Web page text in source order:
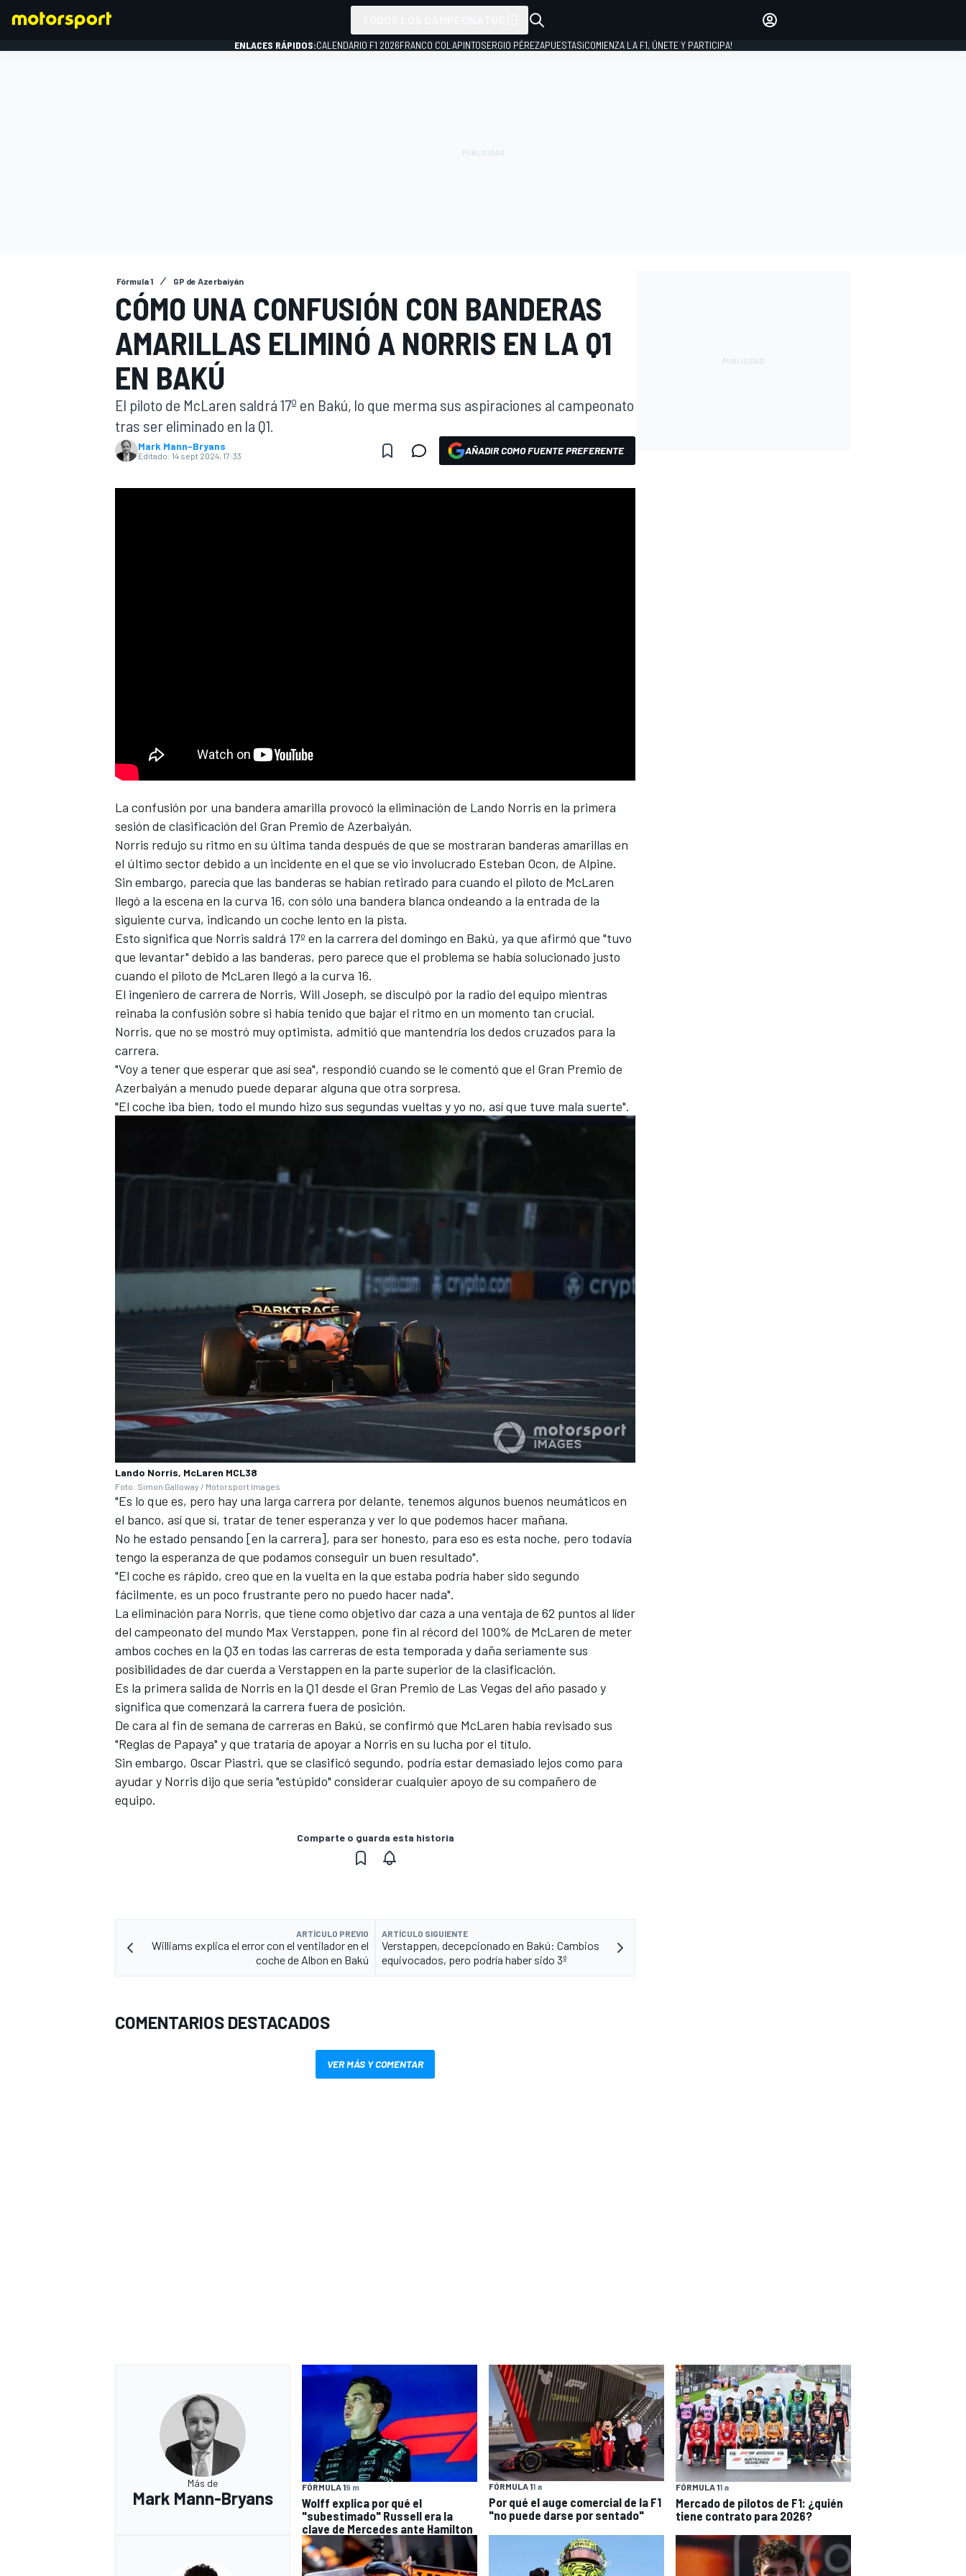
INDYCAR
NASCAR CUP
INICIAR SESIÓN
ENLACES RÁPIDOS:CALENDARIO F1 2026FRANCO COLAPINTOSERGIO PÉREZAPUESTAS¡COMIENZA LA F1, ÚNETE Y PARTICIPA!
Fórmula 1 GP de Azerbaiyán
CÓMO UNA CONFUSIÓN CON BANDERAS
AMARILLAS ELIMINÓ A NORRIS EN LA Q1
EN BAKÚ
El piloto de McLaren saldrá 17º en Bakú, lo que merma sus aspiraciones al campeonato
tras ser eliminado en la Q1.
Mark Mann-Bryans
Editado: 14 sept 2024, 17:33 AÑADIR COMO FUENTE PREFERENTE
La confusión por una bandera amarilla provocó la eliminación de Lando Norris en la primera
sesión de clasificación del Gran Premio de Azerbaiyán.
Norris redujo su ritmo en su última tanda después de que se mostraran banderas amarillas en
el último sector debido a un incidente en el que se vio involucrado Esteban Ocon, de Alpine.
Sin embargo, parecía que las banderas se habían retirado para cuando el piloto de McLaren
llegó a la escena en la curva 16, con sólo una bandera blanca ondeando a la entrada de la
siguiente curva, indicando un coche lento en la pista.
Esto significa que Norris saldrá 17º en la carrera del domingo en Bakú, ya que afirmó que "tuvo
que levantar" debido a las banderas, pero parece que el problema se había solucionado justo
cuando el piloto de McLaren llegó a la curva 16.
El ingeniero de carrera de Norris, Will Joseph, se disculpó por la radio del equipo mientras
reinaba la confusión sobre si había tenido que bajar el ritmo en un momento tan crucial.
Norris, que no se mostró muy optimista, admitió que mantendría los dedos cruzados para la
carrera.
"Voy a tener que esperar que así sea", respondió cuando se le comentó que el Gran Premio de
Azerbaiyán a menudo puede deparar alguna que otra sorpresa.
"El coche iba bien, todo el mundo hizo sus segundas vueltas y yo no, así que tuve mala suerte".
Lando Norris, McLaren MCL38
Foto: Simon Galloway / Motorsport Images
"Es lo que es, pero hay una larga carrera por delante, tenemos algunos buenos neumáticos en
el banco, así que sí, tratar de tener esperanza y ver lo que podemos hacer mañana.
No he estado pensando [en la carrera], para ser honesto, para eso es esta noche, pero todavía
tengo la esperanza de que podamos conseguir un buen resultado".
"El coche es rápido, creo que en la vuelta en la que estaba podría haber sido segundo
fácilmente, es un poco frustrante pero no puedo hacer nada".
La eliminación para Norris, que tiene como objetivo dar caza a una ventaja de 62 puntos al líder
del campeonato del mundo Max Verstappen, pone fin al récord del 100% de McLaren de meter
ambos coches en la Q3 en todas las carreras de esta temporada y daña seriamente sus
posibilidades de dar cuerda a Verstappen en la parte superior de la clasificación.
Es la primera salida de Norris en la Q1 desde el Gran Premio de Las Vegas del año pasado y
significa que comenzará la carrera fuera de posición.
De cara al fin de semana de carreras en Bakú, se confirmó que McLaren había revisado sus
"Reglas de Papaya" y que trataría de apoyar a Norris en su lucha por el título.
Sin embargo, Oscar Piastri, que se clasificó segundo, podría estar demasiado lejos como para
ayudar y Norris dijo que sería "estúpido" considerar cualquier apoyo de su compañero de
equipo.
Comparte o guarda esta historia
ARTÍCULO PREVIO
Williams explica el error con el ventilador en el
coche de Albon en Bakú
ARTÍCULO SIGUIENTE
Verstappen, decepcionado en Bakú: Cambios
equivocados, pero podría haber sido 3º
COMENTARIOS DESTACADOS
VER MÁS Y COMENTAR
Más de
Mark Mann-Bryans
FÓRMULA 19 m
Wolff explica por qué el
"subestimado" Russell era la
clave de Mercedes ante Hamilton
FÓRMULA 11 a
Por qué el auge comercial de la F1
"no puede darse por sentado"
FÓRMULA 11 a
Mercado de pilotos de F1: ¿quién
tiene contrato para 2026?